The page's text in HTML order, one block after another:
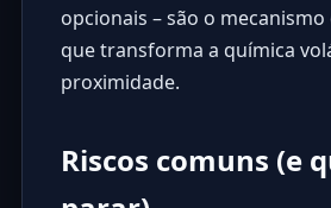
opcionais – são o
que transforma a química
proximidade.
Riscos comuns (e